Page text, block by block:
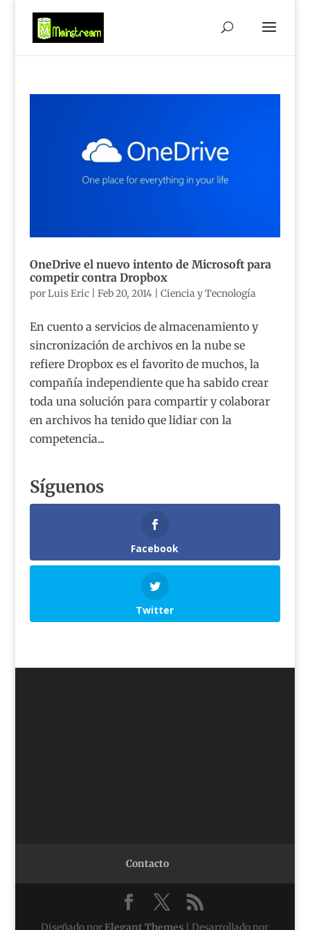
OneDrive el nuevo intento de Microsoft para
competir contra Dropbox
porLuis Eric| Feb 20, 2014| Ciencia y Tecnología
En cuento a servicios de almacenamiento y
sincronización de archivos en la nube se
refiere Dropbox es el favorito de muchos, la
compañía independiente que ha sabido crear
toda una solución para compartir y colaborar
en archivos ha tenido que lidiar con la
competencia...
Síguenos
Facebook
Twitter
Contacto
Diseñado por Elegant Themes | Desarrollado por